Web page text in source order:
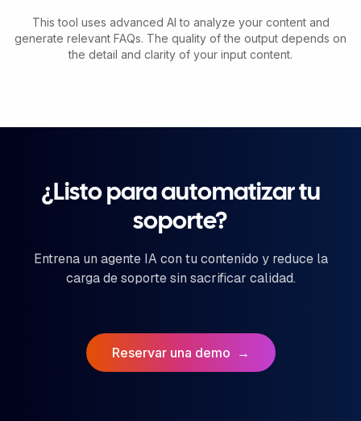
This tool uses advanced AI to analyze your content and
generate relevant FAQs. The quality of the output depends on
the detail and clarity of your input content.
¿Listo para automatizar tu
soporte?
Entrena un agente IA con tu contenido y reduce la
carga de soporte sin sacrificar calidad.
Reservar una demo →